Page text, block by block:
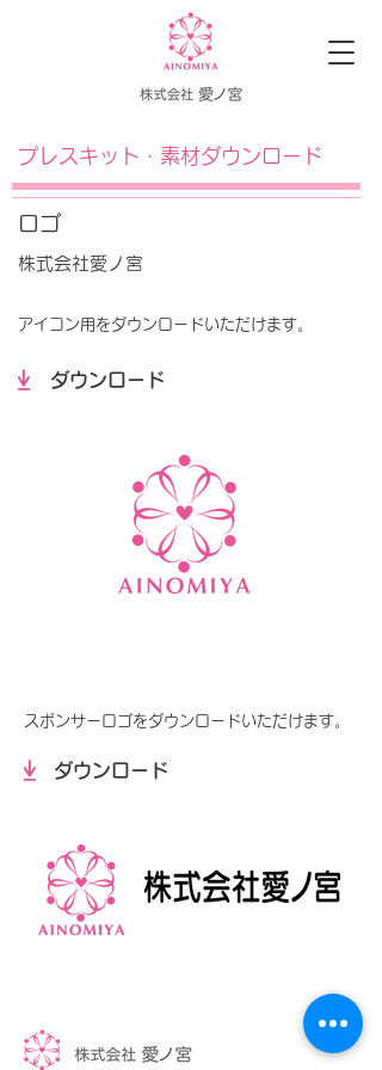
プレスキット・素材ダウンロード
ロゴ
株式会社愛ノ宮
アイコン用をダウンロードいただけます。
ダウンロード
スポンサーロゴをダウンロードいただけます。
ダウンロード